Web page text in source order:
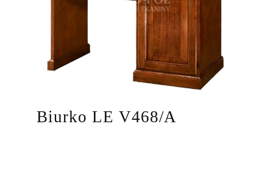
Biurko LE V468/A